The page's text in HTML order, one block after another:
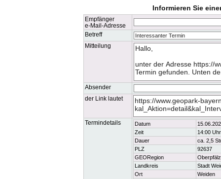
Informieren Sie
Empfänger
e-Mail-Adresse
Betreff
Mitteilung
Absender
der Link lautet
Termindetails Datum
Zeit
14:00 Uhr
Dauer
ca. 2,5
PLZ
92637
GEORegion
Landkreis
Stadt
Ort
Weiden